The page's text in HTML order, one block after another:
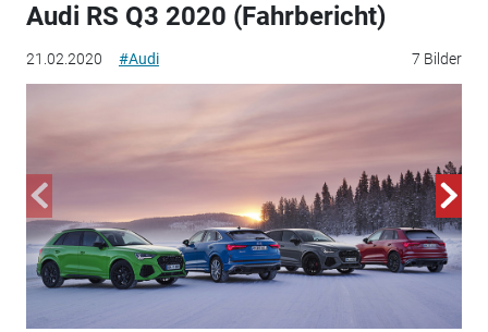
21.02.2020 #Audi 7 Bilder
Audi RS Q3 2020 (Fahrbericht)